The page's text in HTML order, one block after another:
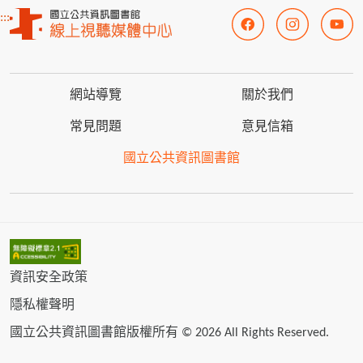
:::
網站導覽 關於我們
常見問題 意見信箱
國立公共資訊圖書館
資訊安全政策
隱私權聲明
國立公共資訊圖書館版權所有 © 2026 All Rights Reserved.